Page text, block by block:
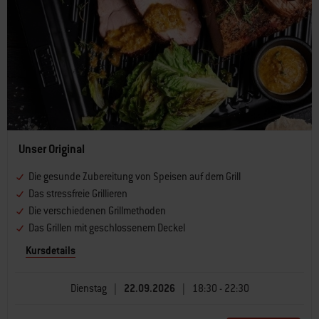
Unser Original
Die gesunde Zubereitung von Speisen auf dem Grill
Das stressfreie Grillieren
Die verschiedenen Grillmethoden
Das Grillen mit geschlossenem Deckel
Kursdetails
Dienstag 22.09.2026 18:30 - 22:30